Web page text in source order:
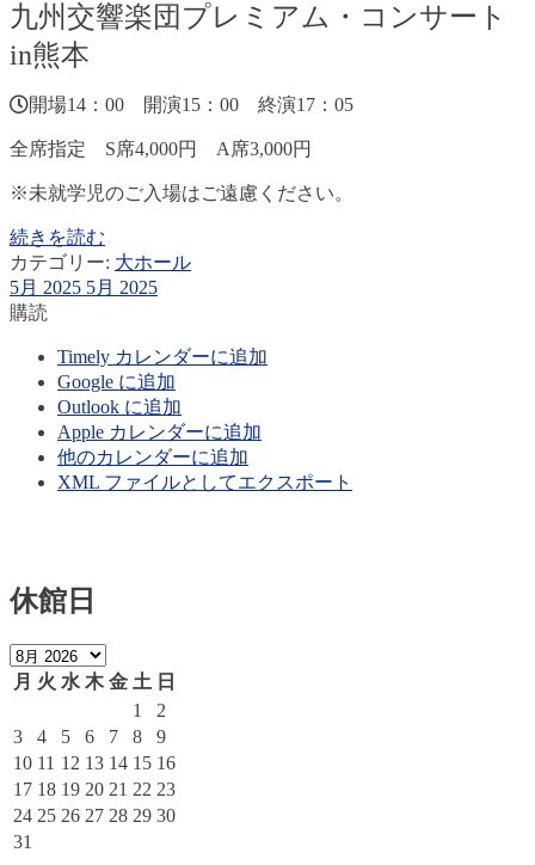
九州交響楽団プレミアム・コンサート
in熊本
開場14：00 開演15：00 終演17：05
全席指定 S席4,000円 A席3,000円
※未就学児のご入場はご遠慮ください。
続きを読む
カテゴリー: 大ホール
5月 2025 5月 2025
購読
Timely カレンダーに追加
Google に追加
Outlook に追加
Apple カレンダーに追加
他のカレンダーに追加
XML ファイルとしてエクスポート
休館日
月 火 水 木 金 土 日
1
2
3
4 5 6 7 8
9
10 11 12 13 14 15 16
17 18 19 20 21 22 23
24 25 26 27 28 29 30
31